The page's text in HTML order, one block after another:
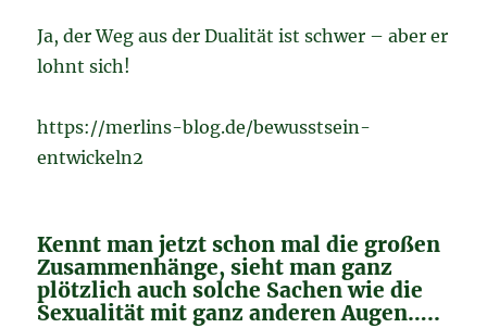
Ja, der Weg aus der Dualität ist schwer – aber er
lohnt sich!
https://merlins-blog.de/bewusstsein-
entwickeln2
Kennt man jetzt schon mal die großen
Zusammenhänge, sieht man ganz
plötzlich auch solche Sachen wie die
Sexualität mit ganz anderen Augen…..